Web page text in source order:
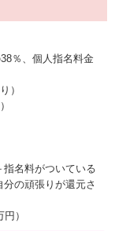
％、個人指名料金
）
名料がついている
の頑張りが還元さ
）